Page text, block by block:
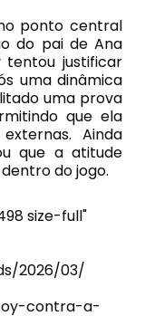
ponto central
do pai de Ana
tentou justificar
uma dinâmica
uma prova
que ela
Ainda
que a atitude
do jogo.
size-full"
2026/03/
contra-a-